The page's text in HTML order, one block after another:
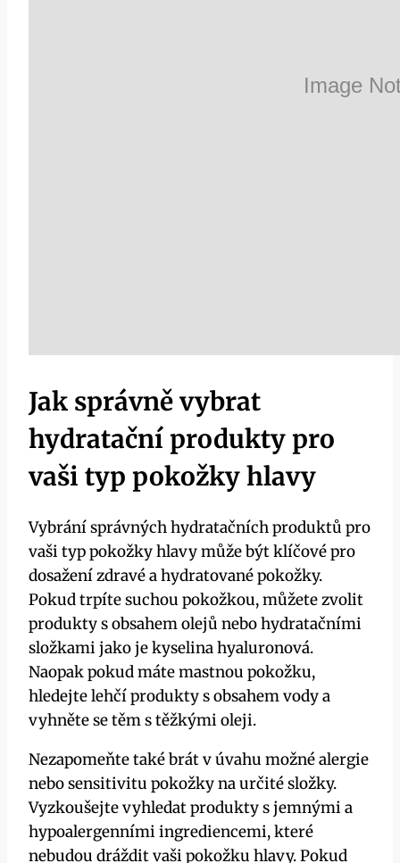
Jak správně vybrat
hydratační produkty pro
vaši typ pokožky hlavy
Vybrání správných hydratačních produktů pro
vaši typ pokožky hlavy může být klíčové pro
dosažení zdravé a hydratované pokožky.
Pokud trpíte suchou pokožkou, můžete zvolit
produkty s obsahem olejů nebo hydratačními
složkami jako je kyselina hyaluronová.
Naopak pokud máte mastnou pokožku,
hledejte lehčí produkty s obsahem vody a
vyhněte se těm s těžkými oleji.
Nezapomeňte také brát v úvahu možné alergie
nebo sensitivitu pokožky na určité složky.
Vyzkoušejte vyhledat produkty s jemnými a
hypoalergenními ingrediencemi, které
nebudou dráždit vaši pokožku hlavy. Pokud